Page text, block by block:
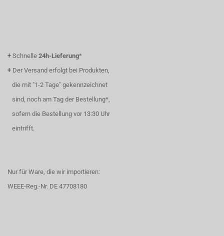
+ Schnelle 24h-Lieferung*
+ Der Versand erfolgt bei Produkten,
die mit "1-2 Tage" gekennzeichnet
sind, noch am Tag der Bestellung*,
sofern die Bestellung vor 13:30 Uhr
eintrifft.
Nur für Ware, die wir importieren:
WEEE-Reg.-Nr. DE 47708180